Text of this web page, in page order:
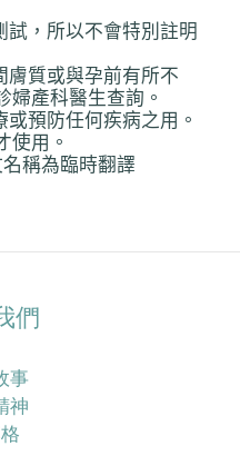
試，所以不會特別註明
質或與孕前有所不
婦產科醫生查詢。
預防任何疾病之用。
使用。
稱為臨時翻譯
們
事
神